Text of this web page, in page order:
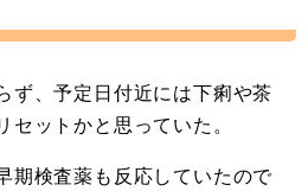
ず、予定日付近には下痢や茶
ットかと思っていた。
期検査薬も反応していたので